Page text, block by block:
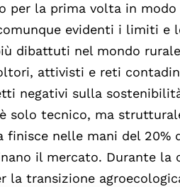
per la prima volta in
evidenti i limiti e
dibattuti nel mondo
attivisti e reti
negativi sulla
solo tecnico, ma
finisce nelle mani del 20%
il mercato. Durante la
transizione